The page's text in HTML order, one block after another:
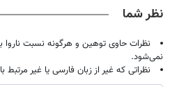
نظر شما
نظرات حاوی توهین و هرگونه نسبت
نمی‌شود.
نظراتی که غیر از زبان فارسی یا غیر